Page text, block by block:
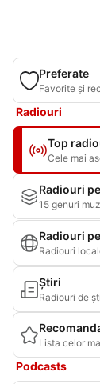
Preferate
Favorite și
Radiouri
Top
Cele mai
Radiouri
15 genuri
Radiouri
Radiouri
Știri
Radiouri de
Lista celor
Podcasts